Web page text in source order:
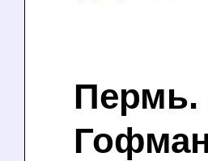
Пермь.